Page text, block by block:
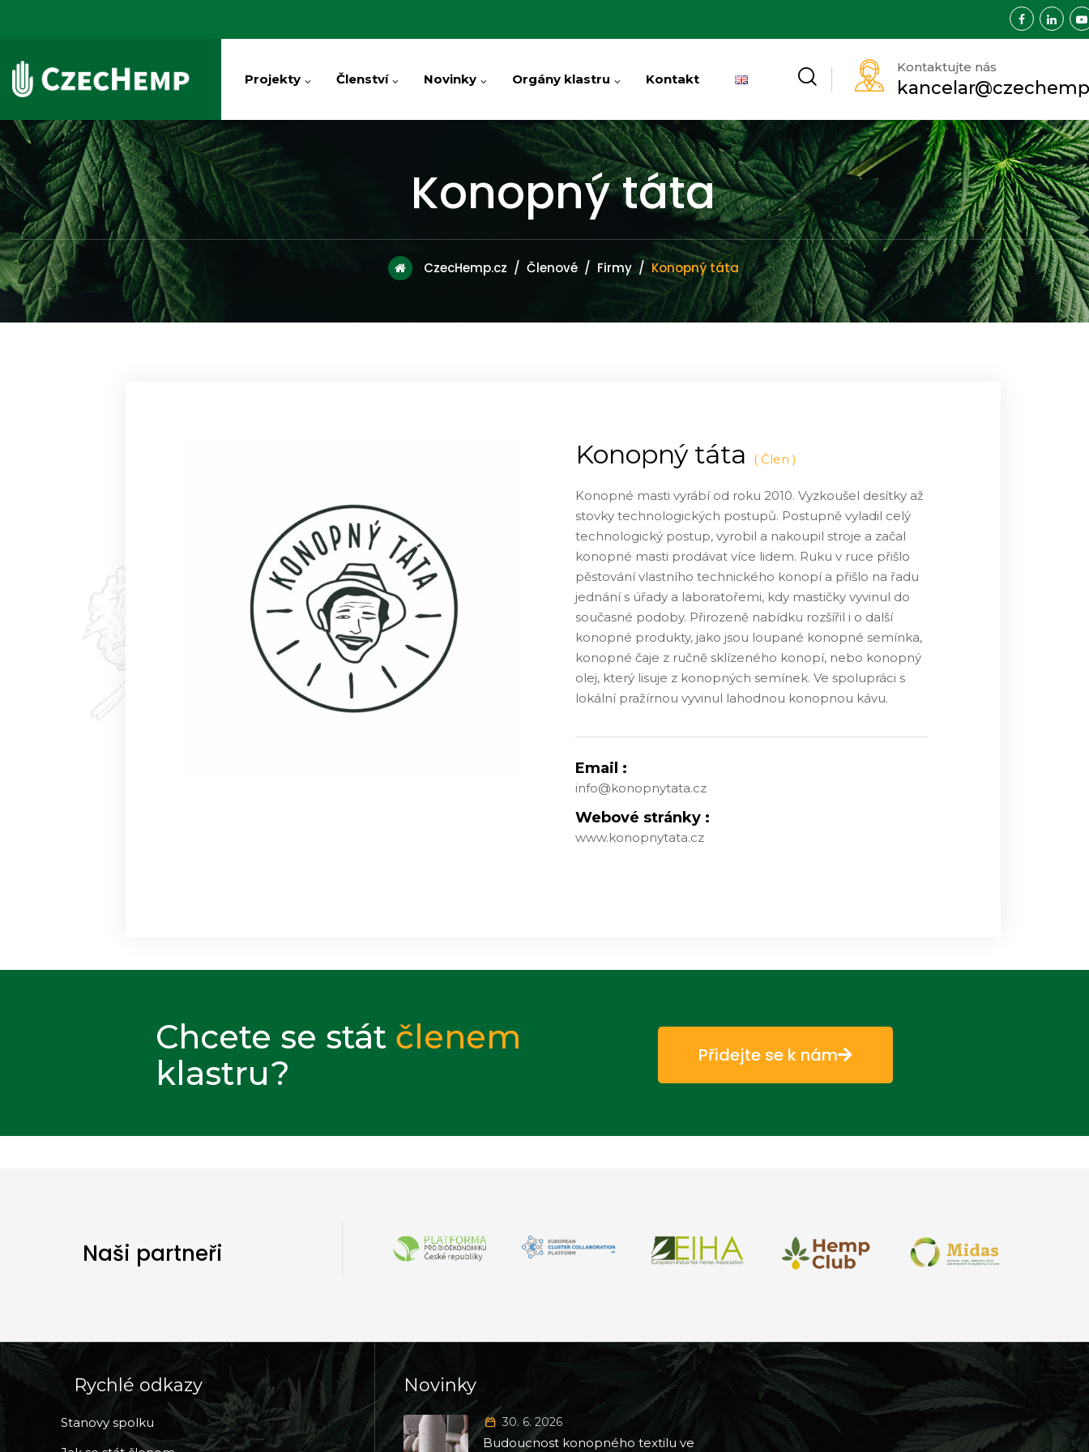
Kontaktujte nás
Projekty Členství Novinky Orgány klastru Kontakt
Konopný táta
CzecHemp.cz / Členové/ Firmy/ Konopný táta
Konopný táta ( Člen )
Konopné masti vyrábí od roku 2010. Vyzkoušel desítky až
stovky technologických postupů. Postupně vyladil celý
technologický postup, vyrobil a nakoupil stroje a začal
konopné masti prodávat více lidem. Ruku v ruce přišlo
pěstování vlastního technického konopí a přišlo na řadu
jednání s úřady a laboratořemi, kdy mastičky vyvinul do
současné podoby. Přirozeně nabídku rozšířil i o další
konopné produkty, jako jsou loupané konopné semínka,
konopné čaje z ručně sklízeného konopí, nebo konopný
olej, který lisuje z konopných semínek. Ve spolupráci s
lokální pražírnou vyvinul lahodnou konopnou kávu.
Email :
info@konopnytata.cz
Webové stránky :
www.konopnytata.cz
Chcete se stát členem
klastru?
Přidejte se k nám
Naši partneři
Rychlé odkazy
Stanovy spolku
Novinky
30. 6. 2026
Budoucnost konopného textilu ve